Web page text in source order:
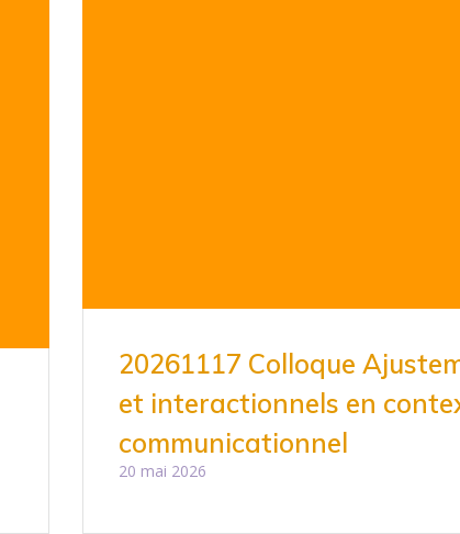
20261117 Colloque
et interactionnels en
communicationnel
20 mai 2026